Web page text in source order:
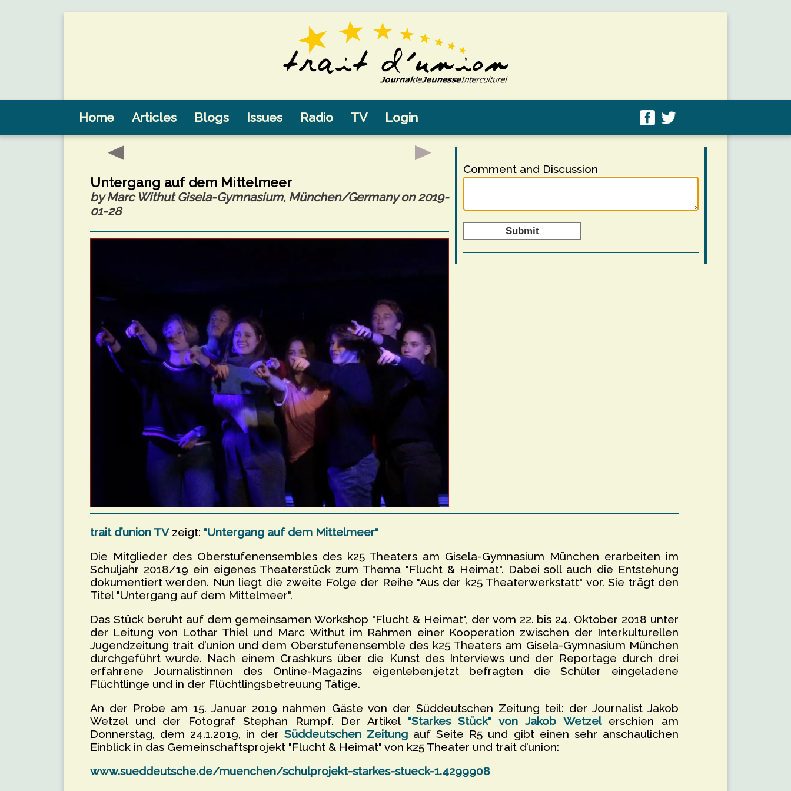
Home Articles Blogs Issues Radio TV Login
Comment and Discussion
Submit
Untergang auf dem Mittelmeer
by Marc Withut Gisela-Gymnasium, München/Germany on 2019-
01-28
trait d’union TVzeigt: "Untergang auf dem Mittelmeer"
Die Mitglieder des Oberstufenensembles des k25 Theaters am Gisela-Gymnasium München erarbeiten im
Schuljahr 2018/19 ein eigenes Theaterstück zum Thema "Flucht & Heimat". Dabei soll auch die Entstehung
dokumentiert werden. Nun liegt die zweite Folge der Reihe "Aus der k25 Theaterwerkstatt" vor. Sie trägt den
Titel "Untergang auf dem Mittelmeer".
Das Stück beruht auf dem gemeinsamen Workshop "Flucht & Heimat", der vom 22. bis 24. Oktober 2018 unter
der Leitung von Lothar Thiel und Marc Withut im Rahmen einer Kooperation zwischen der Interkulturellen
Jugendzeitung trait d’union und dem Oberstufenensemble des k25 Theaters am Gisela-Gymnasium München
durchgeführt wurde. Nach einem Crashkurs über die Kunst des Interviews und der Reportage durch drei
erfahrene Journalistinnen des Online-Magazins eigenleben.jetzt befragten die Schüler eingeladene
Flüchtlinge und in der Flüchtlingsbetreuung Tätige.
An der Probe am 15. Januar 2019 nahmen Gäste von der Süddeutschen Zeitung teil: der Journalist Jakob
Wetzel und der Fotograf Stephan Rumpf. Der Artikel "Starkes Stück" von Jakob Wetzelerschien am
Donnerstag, dem 24.1.2019, in der Süddeutschen Zeitungauf Seite R5 und gibt einen sehr anschaulichen
Einblick in das Gemeinschaftsprojekt "Flucht & Heimat" von k25 Theater und trait d’union:
www.sueddeutsche.de/muenchen/schulprojekt-starkes-stueck-1.4299908